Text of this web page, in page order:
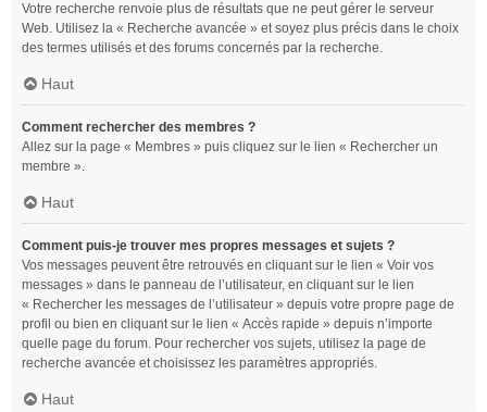
Votre recherche renvoie plus de résultats que ne peut gérer le serveur
Web. Utilisez la « Recherche avancée » et soyez plus précis dans le choix
des termes utilisés et des forums concernés par la recherche.
Haut
Comment rechercher des membres ?
Allez sur la page « Membres » puis cliquez sur le lien « Rechercher un
membre ».
Haut
Comment puis-je trouver mes propres messages et sujets ?
Vos messages peuvent être retrouvés en cliquant sur le lien « Voir vos
messages » dans le panneau de l’utilisateur, en cliquant sur le lien
« Rechercher les messages de l’utilisateur » depuis votre propre page de
profil ou bien en cliquant sur le lien « Accès rapide » depuis n’importe
quelle page du forum. Pour rechercher vos sujets, utilisez la page de
recherche avancée et choisissez les paramètres appropriés.
Haut